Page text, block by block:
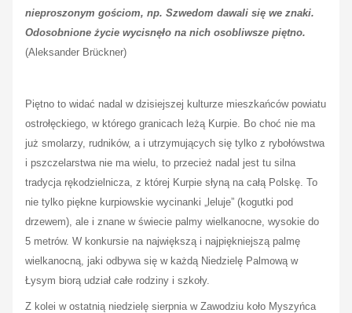
nieproszonym gościom, np. Szwedom dawali się we znaki.
Odosobnione życie wycisnęło na nich osobliwsze piętno.
(Aleksander Brückner)
Piętno to widać nadal w dzisiejszej kulturze mieszkańców powiatu
ostrołęckiego, w którego granicach leżą Kurpie. Bo choć nie ma
już smolarzy, rudników, a i utrzymujących się tylko z rybołówstwa
i pszczelarstwa nie ma wielu, to przecież nadal jest tu silna
tradycja rękodzielnicza, z której Kurpie słyną na całą Polskę. To
nie tylko piękne kurpiowskie wycinanki „leluje” (kogutki pod
drzewem), ale i znane w świecie palmy wielkanocne, wysokie do
5 metrów. W konkursie na największą i najpiękniejszą palmę
wielkanocną, jaki odbywa się w każdą Niedzielę Palmową w
Łysym biorą udział całe rodziny i szkoły.
Z kolei w ostatnią niedzielę sierpnia w Zawodziu koło Myszyńca